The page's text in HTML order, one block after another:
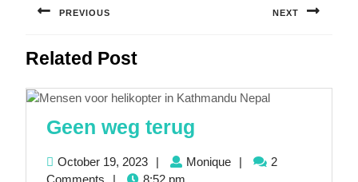
navigation
PREVIOUS
post:
NEXT
Related Post
Geen weg terug
terug
October 19, 2023October
19,
| MoniqueMonique
|
2
Comments
| 8:52 pm